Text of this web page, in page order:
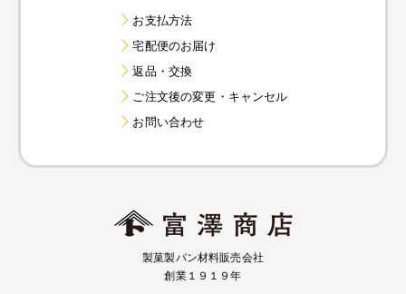
お支払方法
宅配便のお届け
返品・交換
ご注文後の変更・キャンセル
お問い合わせ
製菓製パン材料販売会社
創業１９１９年